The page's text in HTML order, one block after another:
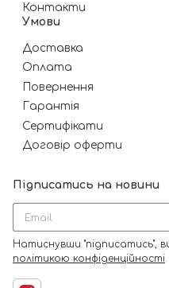
Контакти
Умови
Доставка
Оплата
Повернення
Гарантія
Сертифікати
Договір оферти
Підписатись на новини
Натиснувши "підписатись",
політикою конфіденційності.